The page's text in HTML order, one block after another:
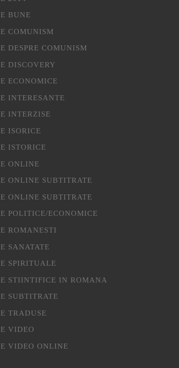
BUNE
COMUNISM
DESPRE COMUNISM
DISCOVERY
ECONOMICE
INTERESANTE
INTERZISE
ISORICE
ISTORICE
ONLINE
ONLINE SUBTITRATE
ONLINE SUBTITRATE
POLITICE/ECONOMICE
ROMANESTI
SANATATE
SPIRITUALE
STIINTIFICE IN ROMANA
SUBTITRATE
TRADUSE
VIDEO
VIDEO ONLINE